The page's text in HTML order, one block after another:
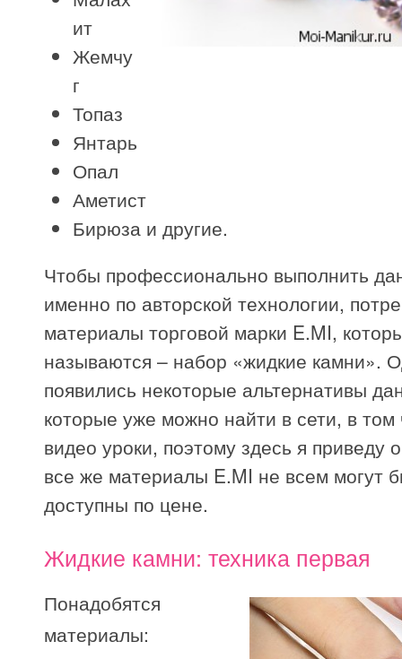
ит
Жемчу
г
Топаз
Янтарь
Опал
Аметист
Бирюза и другие.
Чтобы профессионально выполнить
именно по авторской технологии,
материалы торговой марки E.MI,
называются – набор «жидкие камни».
появились некоторые альтернативы
которые уже можно найти в сети, в том
видео уроки, поэтому здесь я приведу
все же материалы E.MI не всем могут
доступны по цене.
Жидкие камни: техника первая
Понадобятся
материалы: